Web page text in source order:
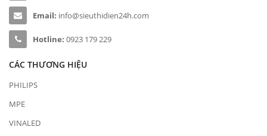
Email: info@sieuthidien24h.com
Hotline: 0923 179 229
CÁC THƯƠNG HIỆU
PHILIPS
MPE
VINALED